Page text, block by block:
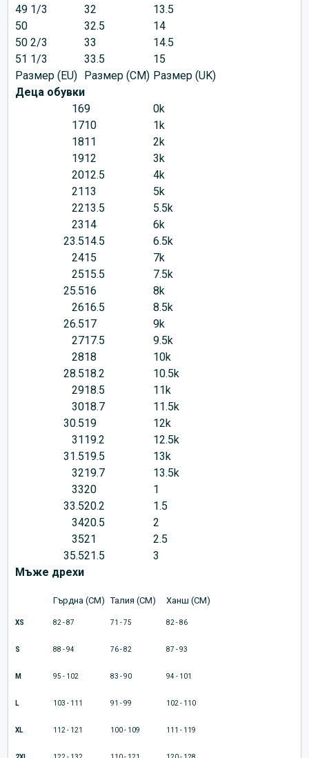
49 1/3
32
13.5
50
32.5
14
50 2/3
33
14.5
51 1/3
33.5
15
Размер (EU) Размер (CM) Размер (UK)
Деца обувки
169
0k
1710
1k
1811
2k
1912
3k
2012.5
4k
2113
5k
2213.5
5.5k
2314
6k
23.514.5
6.5k
2415
7k
2515.5
7.5k
25.516
8k
2616.5
8.5k
26.517
9k
2717.5
9.5k
2818
10k
28.518.2
10.5k
2918.5
11k
3018.7
11.5k
30.519
12k
3119.2
12.5k
31.519.5
13k
3219.7
13.5k
3320
1
33.520.2
1.5
3420.5
2
3521
2.5
35.521.5
3
Мъже дрехи
Гърдна (CM) Талия (CM) Ханш (CM)
XS 82 - 87 71 - 75 82 - 86
S 88 - 94 76 - 82 87 - 93
M 95 - 102 83 - 90 94 - 101
L 103 - 111 91 - 99 102 - 110
XL 112 - 121 100 - 109 111 - 119